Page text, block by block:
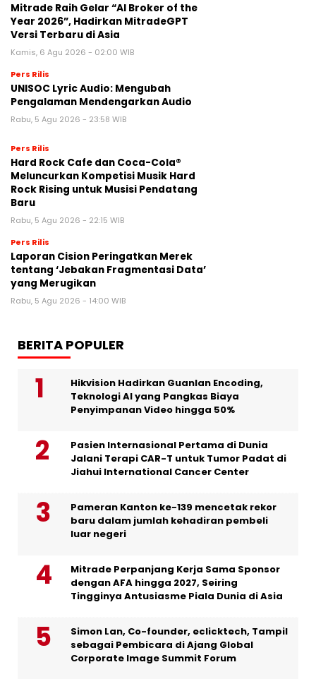
Mitrade Raih Gelar “AI Broker of the
Year 2026”, Hadirkan MitradeGPT
Versi Terbaru di Asia
Kamis, 6 Agu 2026 - 02:00 WIB
Pers Rilis
UNISOC Lyric Audio: Mengubah
Pengalaman Mendengarkan Audio
Rabu, 5 Agu 2026 - 23:58 WIB
Pers Rilis
Hard Rock Cafe dan Coca-Cola®
Meluncurkan Kompetisi Musik Hard
Rock Rising untuk Musisi Pendatang
Baru
Rabu, 5 Agu 2026 - 22:15 WIB
Pers Rilis
Laporan Cision Peringatkan Merek
tentang ‘Jebakan Fragmentasi Data’
yang Merugikan
Rabu, 5 Agu 2026 - 14:00 WIB
BERITA POPULER
Hikvision Hadirkan Guanlan Encoding,
Teknologi AI yang Pangkas Biaya
Penyimpanan Video hingga 50%
Pasien Internasional Pertama di Dunia
Jalani Terapi CAR-T untuk Tumor Padat di
Jiahui International Cancer Center
Pameran Kanton ke-139 mencetak rekor
baru dalam jumlah kehadiran pembeli
luar negeri
Mitrade Perpanjang Kerja Sama Sponsor
dengan AFA hingga 2027, Seiring
Tingginya Antusiasme Piala Dunia di Asia
Simon Lan, Co-founder, eclicktech, Tampil
sebagai Pembicara di Ajang Global
Corporate Image Summit Forum